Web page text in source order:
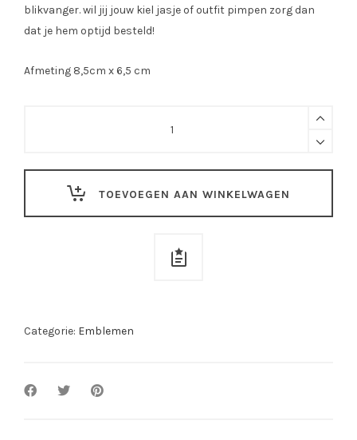
blikvanger. wil jij jouw kiel jasje of outfit pimpen zorg dan
dat je hem optijd besteld!
Afmeting 8,5cm x 6,5 cm
mooier
TOEVOEGEN AAN WINKELWAGEN
Categorie: Emblemen